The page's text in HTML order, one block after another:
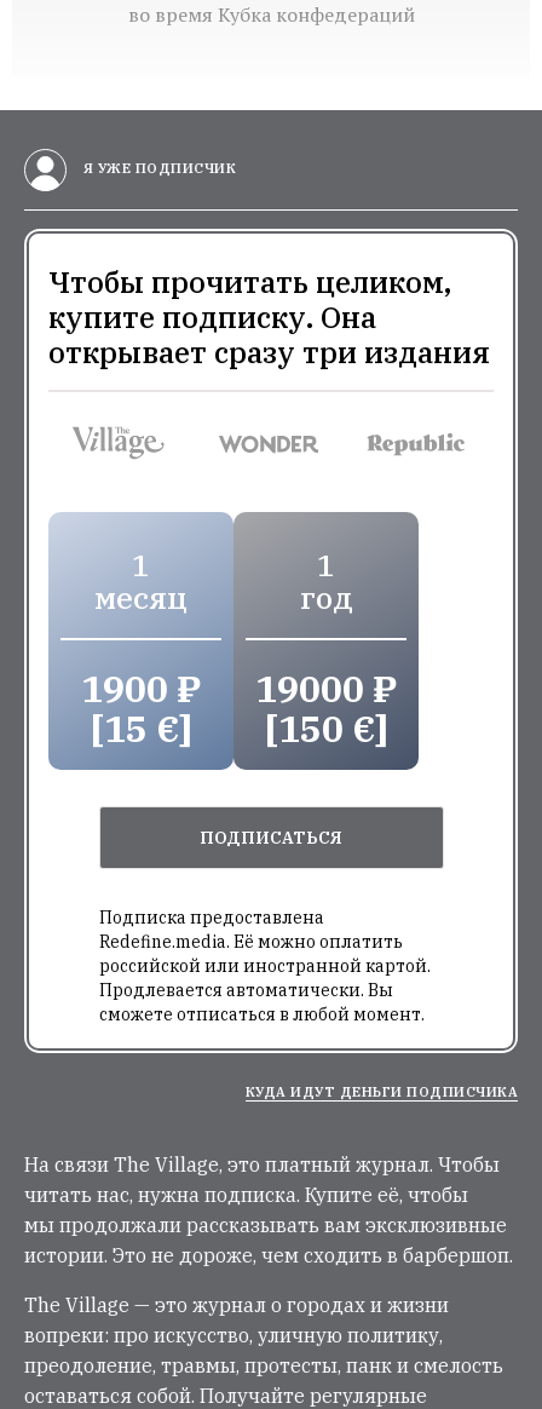
во время Кубка конфедераций
Я УЖЕ ПОДПИСЧИК
Чтобы прочитать целиком,
купите подписку. Она
открывает сразу три издания
1
месяц
1900 ₽
[15 €]
1
год
19000 ₽
[150 €]
ПОДПИСАТЬСЯ
Подписка предоставлена
Redefine.media. Её можно оплатить
российской или иностранной картой.
Продлевается автоматически. Вы
сможете отписаться в любой момент.
КУДА ИДУТ ДЕНЬГИ ПОДПИСЧИКА
На связи The Village, это платный журнал. Чтобы
читать нас, нужна подписка. Купите её, чтобы
мы продолжали рассказывать вам эксклюзивные
истории. Это не дороже, чем сходить в барбершоп.
The Village — это журнал о городах и жизни
вопреки: про искусство, уличную политику,
преодоление, травмы, протесты, панк и смелость
оставаться собой. Получайте регулярные